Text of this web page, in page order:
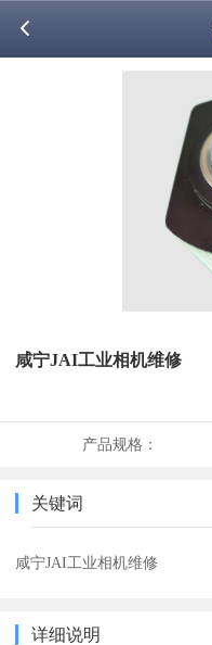
咸宁JAI工业相机维修
产品规格：
关键词
咸宁JAI工业相机维修
详细说明